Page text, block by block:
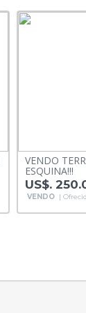
VENDO
ESQUINA!!!
US$.
VENDO |